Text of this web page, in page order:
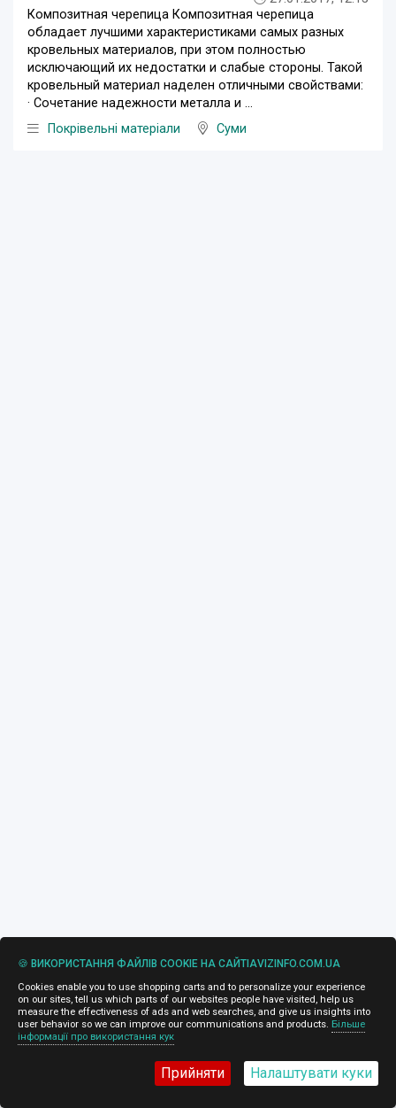
Композитная черепица Композитная черепица
обладает лучшими характеристиками самых разных
кровельных материалов, при этом полностью
исключающий их недостатки и слабые стороны. Такой
кровельный материал наделен отличными свойствами:
· Сочетание надежности металла и ...
Покрівельні матеріали
Суми
🍪 ВИКОРИСТАННЯ ФАЙЛІВ COOKIE НА САЙТІAVIZINFO.COM.UA
Cookies enable you to use shopping carts and to personalize your experience
on our sites, tell us which parts of our websites people have visited, help us
measure the effectiveness of ads and web searches, and give us insights into
user behavior so we can improve our communications and products. Більше
інформації про використання кук
Прийняти Налаштувати куки